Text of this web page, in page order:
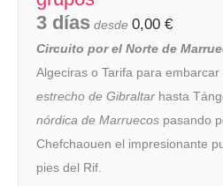
3 días desde 0,00 €
Circuito por el Norte de
Algeciras o Tarifa para
estrecho de Gibraltar hasta
nórdica de Marruecos pasando
Chefchaouen el impresionante
pies del Rif.